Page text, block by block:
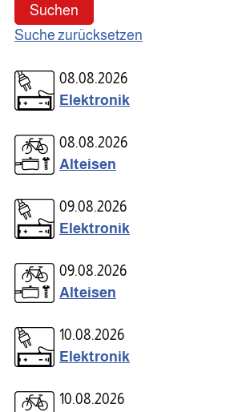
Suchen
Suche zurücksetzen
08.08.2026
Elektronik
08.08.2026
Alteisen
09.08.2026
Elektronik
09.08.2026
Alteisen
10.08.2026
Elektronik
10.08.2026